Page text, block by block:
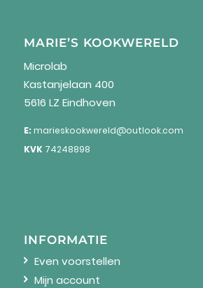
MARIE’S KOOKWERELD
Microlab
Kastanjelaan 400
5616 LZ Eindhoven
E: marieskookwereld@outlook.com
KVK74248898
INFORMATIE
Even voorstellen
Mijn account